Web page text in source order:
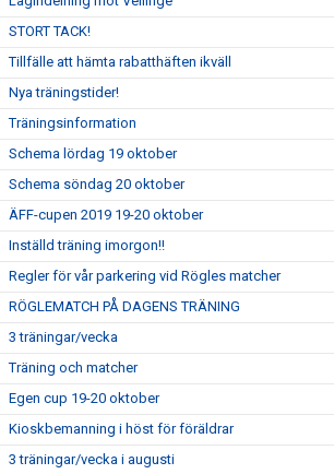
STORT TACK!
Tillfälle att hämta rabatthäften ikväll
Nya träningstider!
Träningsinformation
Schema lördag 19 oktober
Schema söndag 20 oktober
ÄFF-cupen 2019 19-20 oktober
Inställd träning imorgon!!
Regler för vår parkering vid Rögles matcher
RÖGLEMATCH PÅ DAGENS TRÄNING
3 träningar/vecka
Träning och matcher
Egen cup 19-20 oktober
Kioskbemanning i höst för föräldrar
3 träningar/vecka i augusti